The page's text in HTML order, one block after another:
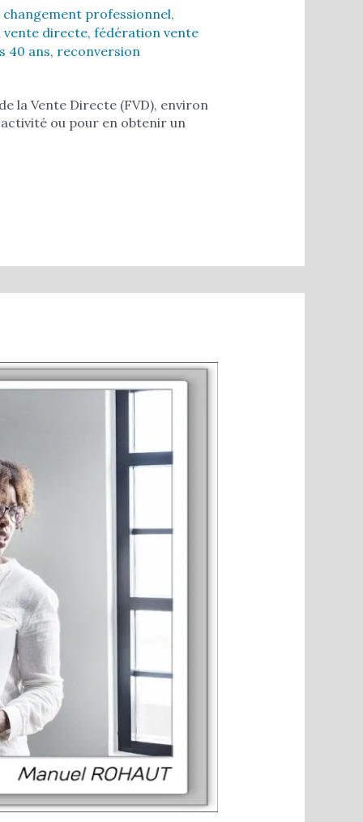
changement professionnel,
vente directe, fédération vente
40 ans, reconversion
la Vente Directe (FVD), environ
ou pour en obtenir un